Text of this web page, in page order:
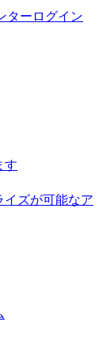
ター ログイン
す
イズが可能なア